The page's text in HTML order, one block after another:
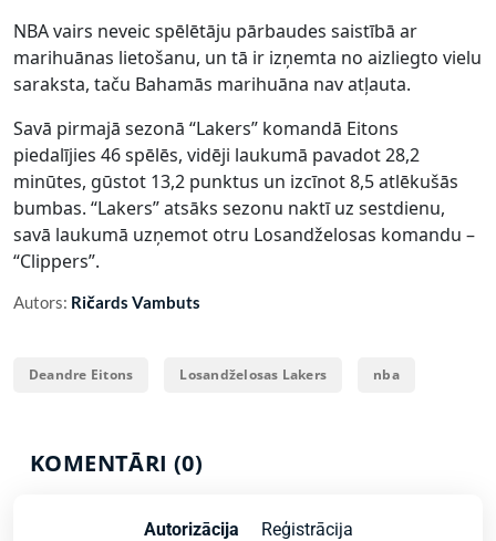
NBA vairs neveic spēlētāju pārbaudes saistībā ar
marihuānas lietošanu, un tā ir izņemta no aizliegto vielu
saraksta, taču Bahamās marihuāna nav atļauta.
Savā pirmajā sezonā “Lakers” komandā Eitons
piedalījies 46 spēlēs, vidēji laukumā pavadot 28,2
minūtes, gūstot 13,2 punktus un izcīnot 8,5 atlēkušās
bumbas. “Lakers” atsāks sezonu naktī uz sestdienu,
savā laukumā uzņemot otru Losandželosas komandu –
“Clippers”.
Autors: Ričards Vambuts
Deandre Eitons Losandželosas Lakers nba
KOMENTĀRI (0)
Autorizācija Reģistrācija